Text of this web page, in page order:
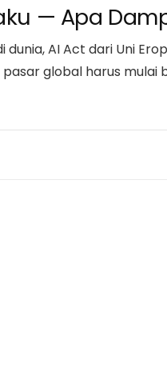
— Apa
AI Act dari Uni
global harus mulai